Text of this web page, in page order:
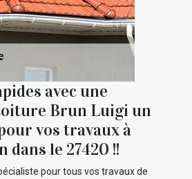
avec une
Brun Luigi un
vos travaux à
dans le 27420 !!
pour tous vos travaux de